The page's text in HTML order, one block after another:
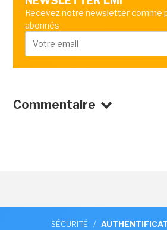
Recevez notre newsletter comme
abonnés
Commentaire
SÉCURITÉ /